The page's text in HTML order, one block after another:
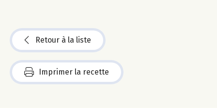
Retour à la liste
Imprimer la recette